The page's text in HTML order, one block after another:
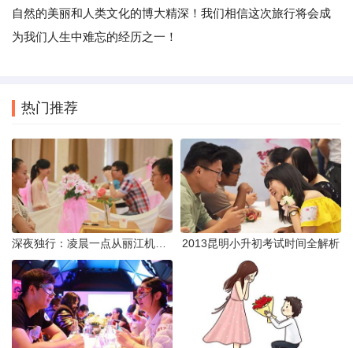
自然的美丽和人类文化的博大精深！我们相信这次旅行将会成
为我们人生中难忘的经历之一！
热门推荐
2013昆明小升初考试时间全解析